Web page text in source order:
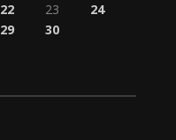
22 23
24
29
30